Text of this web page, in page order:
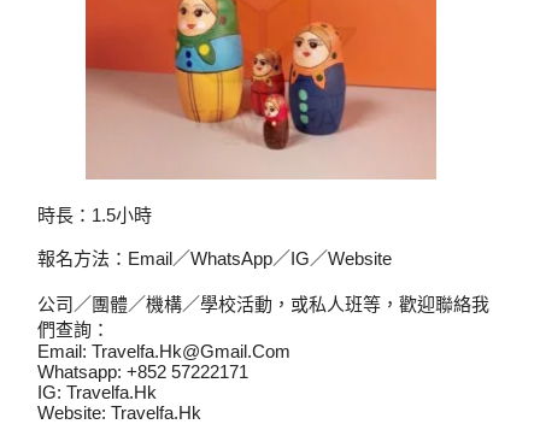
時長：1.5小時
報名方法：Email／WhatsApp／IG／Website
公司／團體／機構／學校活動，或私人班等，歡迎聯絡我
們查詢：
Email: Travelfa.hk@gmail.com
Whatsapp: +852 57222171
IG: Travelfa.hk
Website: Travelfa.hk